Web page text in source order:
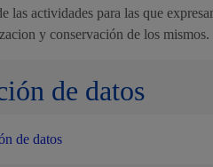
las actividades para las que
y conservación de los mismos.
de datos
de datos